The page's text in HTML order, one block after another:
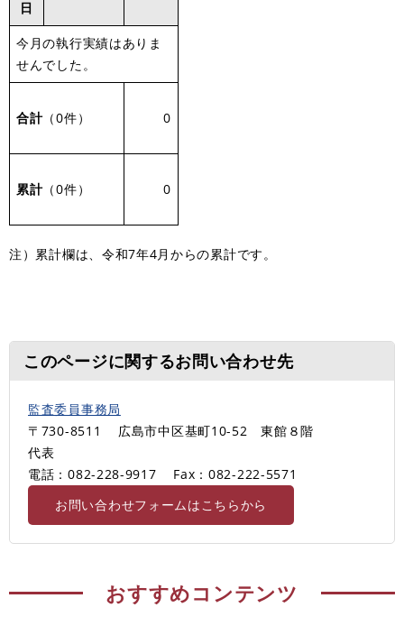
日
今月の執行実績はありま
せんでした。
合計（0件） 0
累計（0件） 0
注）累計欄は、令和7年4月からの累計です。
このページに関するお問い合わせ先
監査委員事務局
〒730-8511
広島市中区基町10-52 東館８階
代表
電話：082-228-9917
Fax：082-222-5571
お問い合わせフォームはこちらから
おすすめコンテンツ